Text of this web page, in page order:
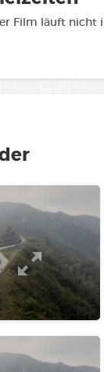
Film läuft nicht